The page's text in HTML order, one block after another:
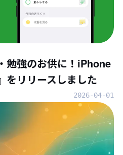
勉強のお供に！iPhone
をリリースしました
2026-04-01